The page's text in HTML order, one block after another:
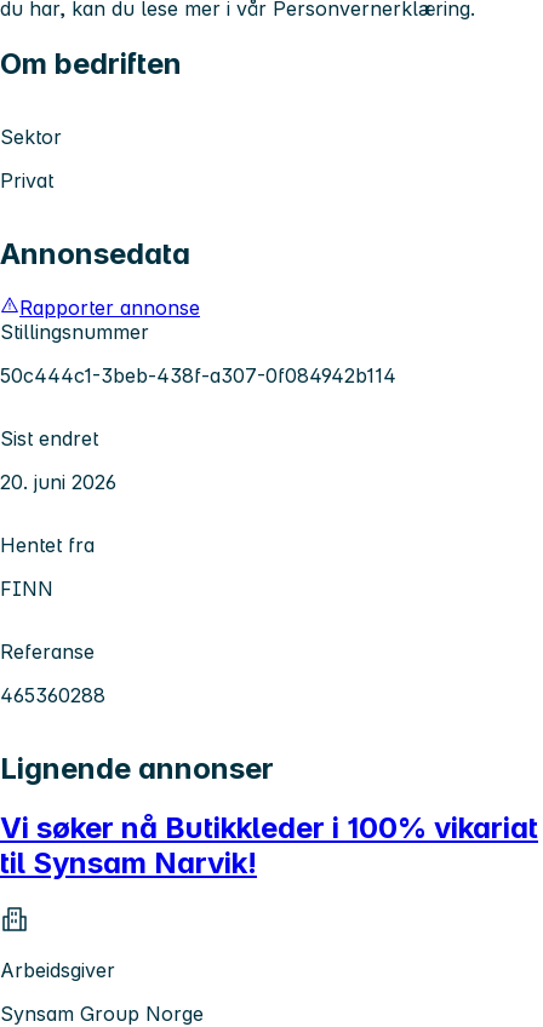
du har, kan du lese mer i vår Personvernerklæring.
Om bedriften
Sektor
Privat
Annonsedata
Rapporter annonse
Stillingsnummer
50c444c1-3beb-438f-a307-0f084942b114
Sist endret
20. juni 2026
Hentet fra
FINN
Referanse
465360288
Lignende annonser
Vi søker nå Butikkleder i 100% vikariat
til Synsam Narvik!
Arbeidsgiver
Synsam Group Norge